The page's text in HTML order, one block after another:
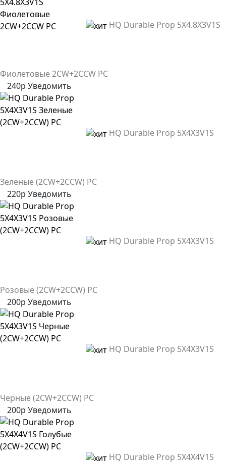
HQ Durable Prop 5X4.8X3V1S
Фиолетовые 2CW+2CCW PC
240р Уведомить
HQ Durable Prop 5X4X3V1S
Зеленые (2CW+2CCW) PC
220р Уведомить
HQ Durable Prop 5X4X3V1S
Розовые (2CW+2CCW) PC
200р Уведомить
HQ Durable Prop 5X4X3V1S
Черные (2CW+2CCW) PC
200р Уведомить
HQ Durable Prop 5X4X4V1S